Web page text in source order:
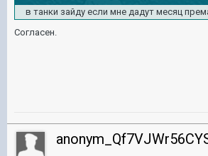
в танки зайду если мне дадут месяц
Согласен.